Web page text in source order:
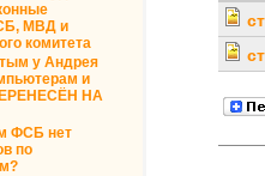
МВД и
комитета
у Андрея
и
НА
ФСБ нет
по